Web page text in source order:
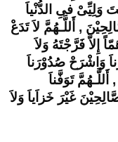
وَلِيِّىْ فىِ الدُّنْياَ
, أَللَّـهُمَّ لاَ تَدَعْ
إِلاَّ فَرَّجْتَهُ وَلاَ
وَاشْرَحْ صُدُوْرَناَ
تَوَفَّناَ
غَيْرَ خَزاَياَ وَلاَ